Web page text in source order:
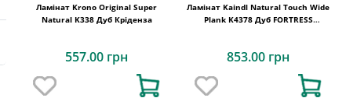
Ламінат Krono Original Super
Natural K338 Дуб Кріденза
557.00 грн
Ламінат Kaindl Natural Touch Wide
Plank K4378 Дуб FORTRESS
853.00 грн